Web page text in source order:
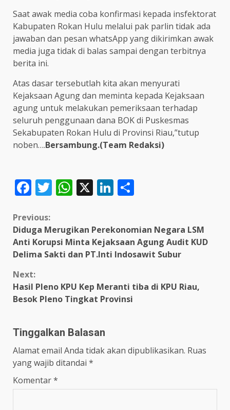
Saat awak media coba konfirmasi kepada insfektorat
Kabupaten Rokan Hulu melalui pak parlin tidak ada
jawaban dan pesan whatsApp yang dikirimkan awak
media juga tidak di balas sampai dengan terbitnya
berita ini.
Atas dasar tersebutlah kita akan menyurati
Kejaksaan Agung dan meminta kepada Kejaksaan
agung untuk melakukan pemeriksaan terhadap
seluruh penggunaan dana BOK di Puskesmas
Sekabupaten Rokan Hulu di Provinsi Riau,”tutup
noben….Bersambung.(Team Redaksi)
Facebook
Twitter
WhatsApp
X LinkedIn
Continue
Reading
Previous:
Diduga Merugikan Perekonomian Negara LSM
Anti Korupsi Minta Kejaksaan Agung Audit KUD
Delima Sakti dan PT.Inti Indosawit Subur
Next:
Hasil Pleno KPU Kep Meranti tiba di KPU Riau,
Besok Pleno Tingkat Provinsi
Tinggalkan Balasan
Alamat email Anda tidak akan dipublikasikan. Ruas
yang wajib ditandai *
Komentar*